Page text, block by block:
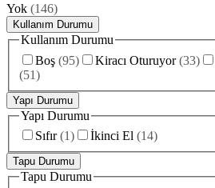
Yok (146)
Kullanım Durumu
Kullanım Durumu
Boş (95) Kiracı Oturuyor (33)
(51)
Yapı Durumu
Yapı Durumu
Sıfır (1) İkinci El (14)
Tapu Durumu
Tapu Durumu